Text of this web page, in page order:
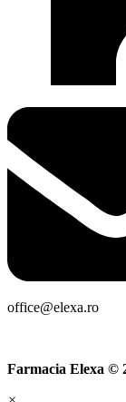
office@elexa.ro
Farmacia Elexa ©